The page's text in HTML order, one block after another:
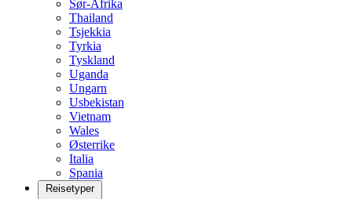
Sør-Afrika
Thailand
Tsjekkia
Tyrkia
Tyskland
Uganda
Ungarn
Usbekistan
Vietnam
Wales
Østerrike
Italia
Spania
Reisetyper